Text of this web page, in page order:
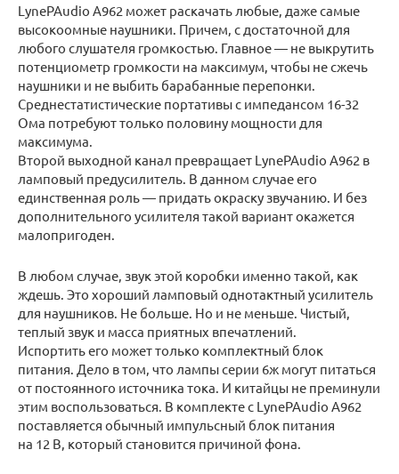
LynePAudio A962 может раскачать любые, даже самые
высокоомные наушники. Причем, с достаточной для
любого слушателя громкостью. Главное — не выкрутить
потенциометр громкости на максимум, чтобы не сжечь
наушники и не выбить барабанные перепонки.
Среднестатистические портативы с импедансом 16-32
Ома потребуют только половину мощности для
максимума.
Второй выходной канал превращает LynePAudio A962 в
ламповый предусилитель. В данном случае его
единственная роль — придать окраску звучанию. И без
дополнительного усилителя такой вариант окажется
малопригоден.
В любом случае, звук этой коробки именно такой, как
ждешь. Это хороший ламповый однотактный усилитель
для наушников. Не больше. Но и не меньше. Чистый,
теплый звук и масса приятных впечатлений.
Испортить его может только комплектный блок
питания. Дело в том, что лампы серии 6ж могут питаться
от постоянного источника тока. И китайцы не преминули
этим воспользоваться. В комплекте с LynePAudio A962
поставляется обычный импульсный блок питания
на 12 В, который становится причиной фона.